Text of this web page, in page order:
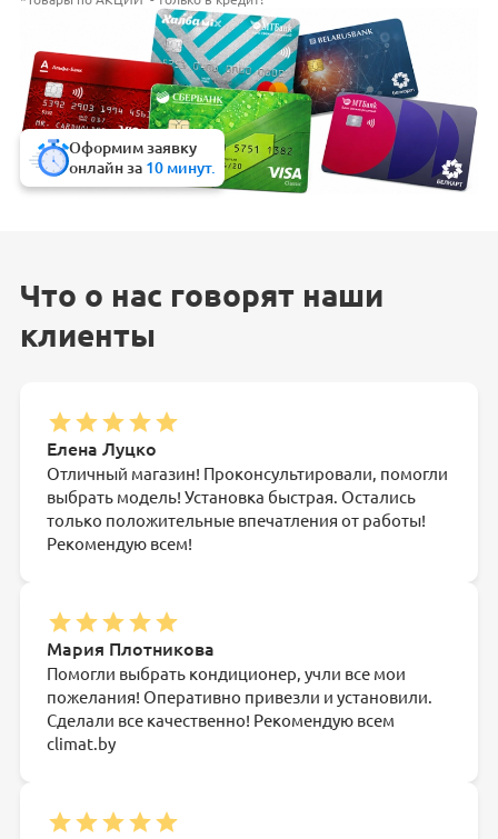
Оформим заявку
онлайн за 10 минут.
Что о нас говорят наши
клиенты
Елена Луцко
Отличный магазин! Проконсультировали, помогли
выбрать модель! Установка быстрая. Остались
только положительные впечатления от работы!
Рекомендую всем!
Мария Плотникова
Помогли выбрать кондиционер, учли все мои
пожелания! Оперативно привезли и установили.
Сделали все качественно! Рекомендую всем
climat.by